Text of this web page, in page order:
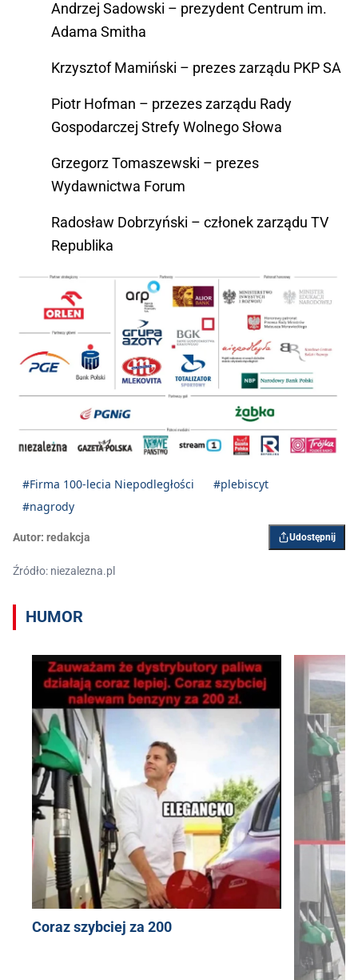
Andrzej Sadowski – prezydent Centrum im.
Adama Smitha
Krzysztof Mamiński – prezes zarządu PKP SA
Piotr Hofman – przezes zarządu Rady
Gospodarczej Strefy Wolnego Słowa
Grzegorz Tomaszewski – prezes
Wydawnictwa Forum
Radosław Dobrzyński – członek zarządu TV
Republika
#Firma 100-lecia Niepodległości
#plebiscyt
#nagrody
Autor: redakcja Udostępnij
Źródło: niezalezna.pl
HUMOR
Coraz szybciej za 200